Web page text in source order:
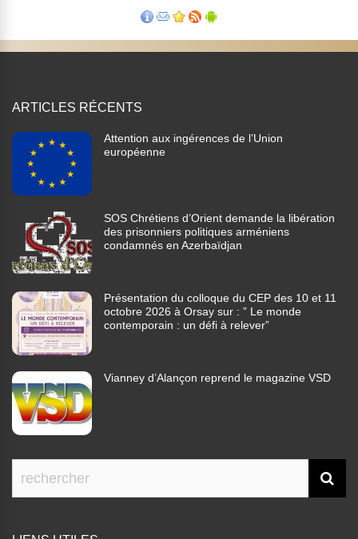
ARTICLES RÉCENTS
Attention aux ingérences de l’Union
européenne
SOS Chrétiens d’Orient demande la libération
des prisonniers politiques arméniens
condamnés en Azerbaïdjan
Présentation du colloque du CEP des 10 et 11
octobre 2026 à Orsay sur : ” Le monde
contemporain : un défi à relever”
Vianney d’Alançon reprend le magazine VSD